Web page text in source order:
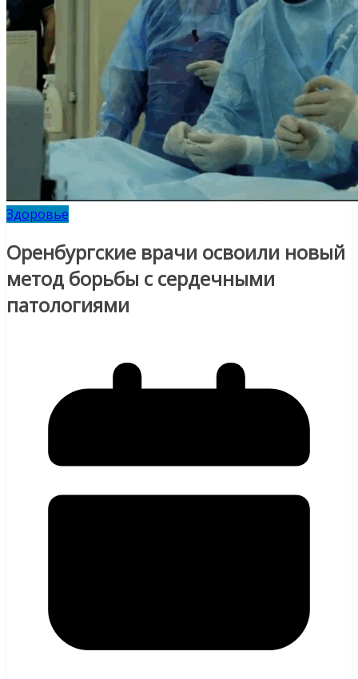
Здоровье
Оренбургские врачи освоили новый
метод борьбы с сердечными
патологиями